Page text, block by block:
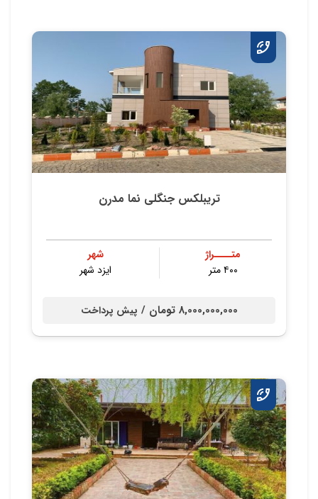
تریبلکس جنگلی نما مدرن
متــــراژ
۴۰۰ متر
شهر
ایزد شهر
8,000,000,000 تومان / پیش پرداخت